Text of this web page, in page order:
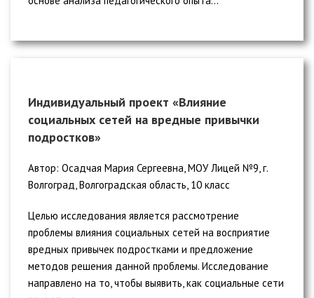
Индивидуальный проект «Влияние
социальных сетей на вредные привычки
подростков»
Автор: Осадчая Мария Сергеевна, МОУ Лицей №9, г.
Волгоград, Волгоградская область, 10 класс
Целью исследования является рассмотрение
проблемы влияния социальных сетей на восприятие
вредных привычек подростками и предложение
методов решения данной проблемы. Исследование
направлено на то, чтобы выявить, как социальные сети